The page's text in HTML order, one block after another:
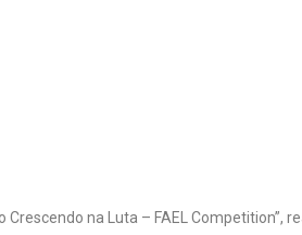
Crescendo na Luta – FAEL